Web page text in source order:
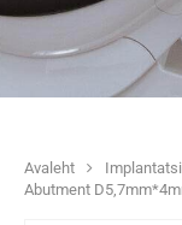
Avaleht
Abutment